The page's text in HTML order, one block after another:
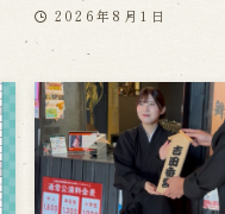
2026年8月1日